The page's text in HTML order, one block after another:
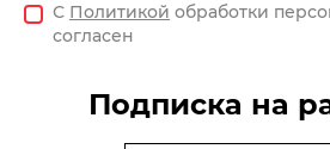
С Политикой обработки
согласен
Подписка на